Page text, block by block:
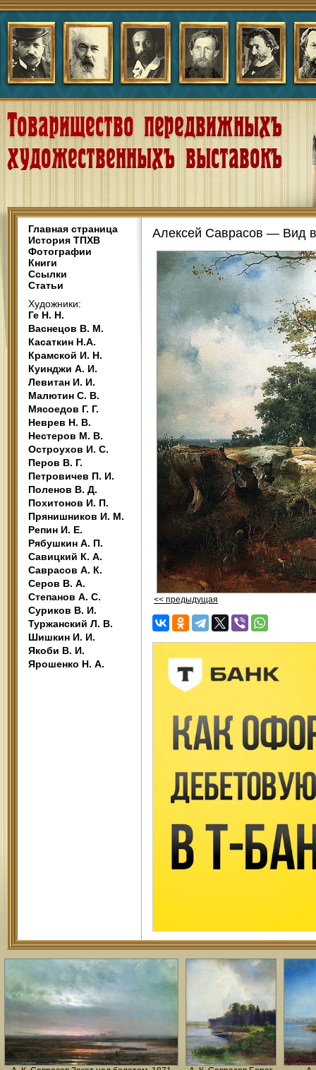
Главная страница
История ТПХВ
Фотографии
Книги
Ссылки
Статьи
Художники:
Ге Н. Н.
Васнецов В. М.
Касаткин Н.А.
Крамской И. Н.
Куинджи А. И.
Левитан И. И.
Малютин С. В.
Мясоедов Г. Г.
Неврев Н. В.
Нестеров М. В.
Остроухов И. С.
Перов В. Г.
Петровичев П. И.
Поленов В. Д.
Похитонов И. П.
Прянишников И. М.
Репин И. Е.
Рябушкин А. П.
Савицкий К. А.
Саврасов А. К.
Серов В. А.
Степанов А. С.
Суриков В. И.
Туржанский Л. В.
Шишкин И. И.
Якоби В. И.
Ярошенко Н. А.
Алексей Саврасов — Вид
<< предыдущая